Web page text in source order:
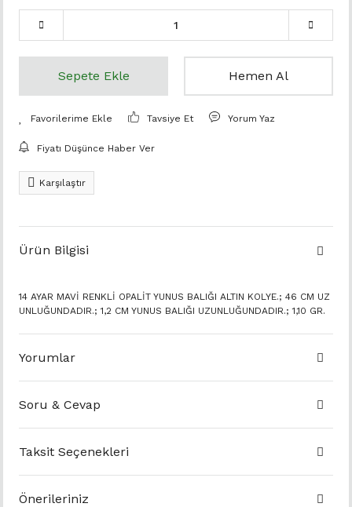
Sepete Ekle Hemen Al
Tavsiye Et Yorum Yaz
Fiyatı Düşünce Haber Ver
Karşılaştır
Ürün Bilgisi
14 AYAR MAVİ RENKLİ OPALİT YUNUS BALIĞI ALTIN KOLYE.; 46 CM UZ
UNLUĞUNDADIR.; 1,2 CM YUNUS BALIĞI UZUNLUĞUNDADIR.; 1,10 GR.
Yorumlar
Soru & Cevap
Taksit Seçenekleri
Önerileriniz